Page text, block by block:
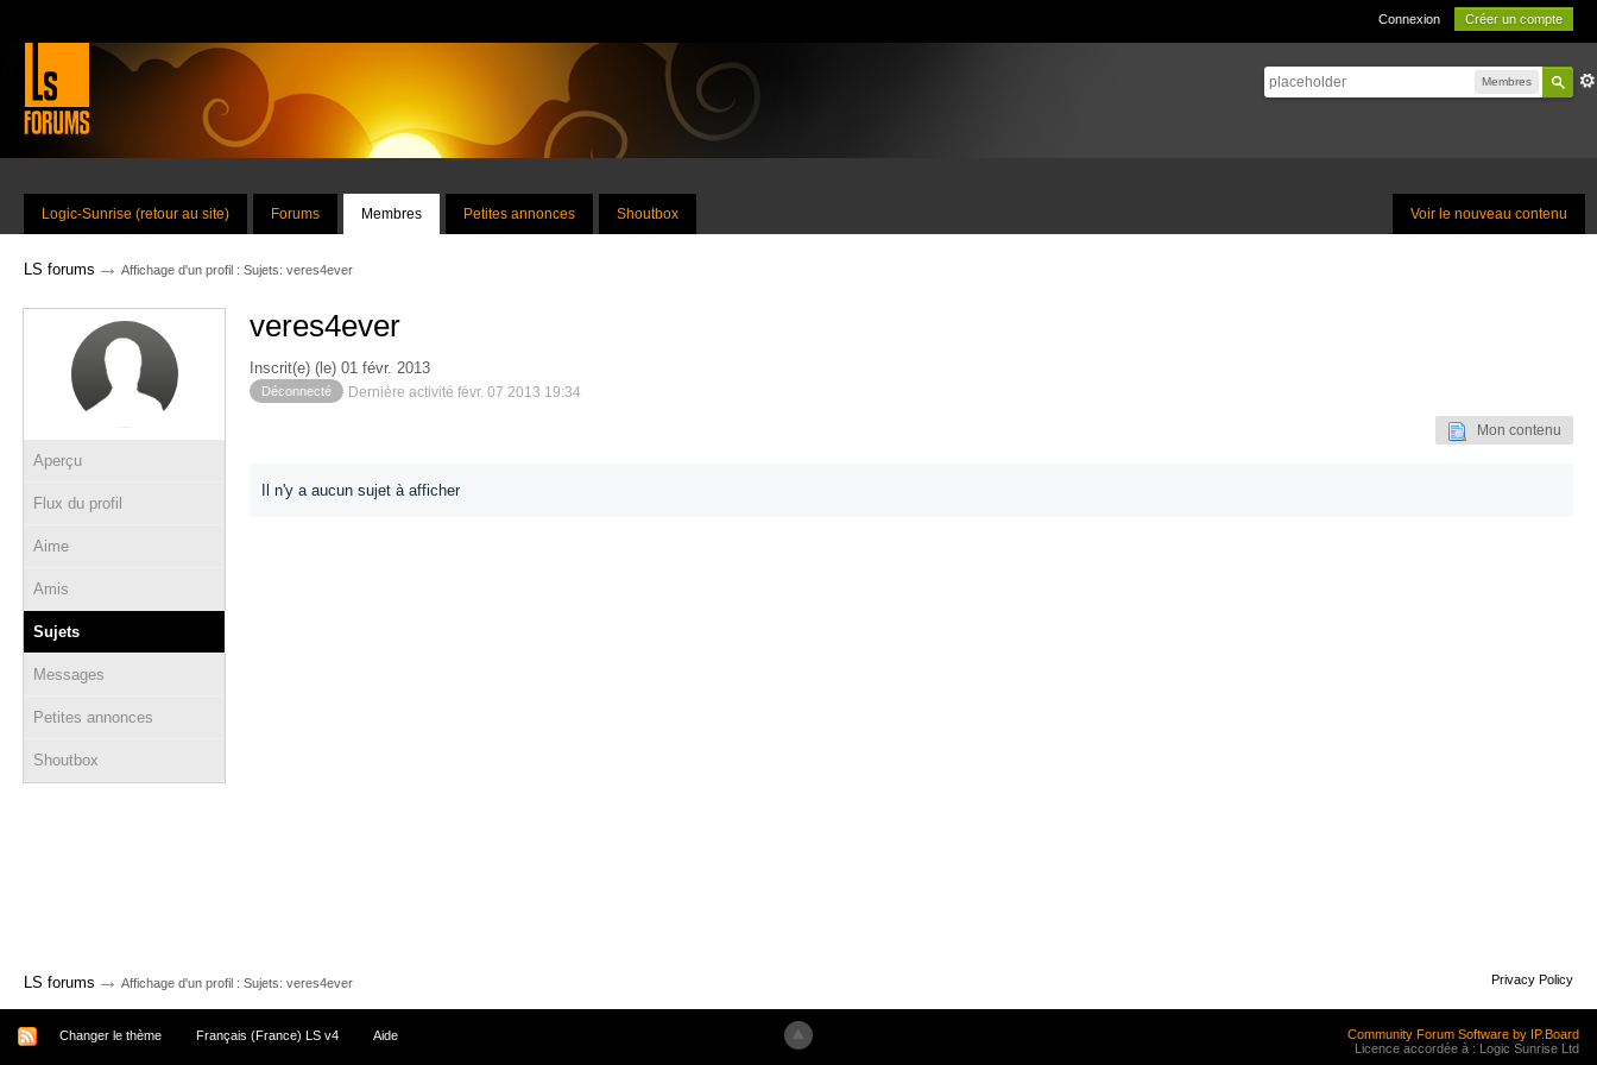
Connexion Créer un compte
Membres
Voir le nouveau contenu
Logic-Sunrise (retour au site) Forums Membres Petites annonces Shoutbox
LS forums → Affichage d'un profil : Sujets: veres4ever
Aperçu
Flux du profil
Aime
Amis
Sujets
Messages
Petites annonces
Shoutbox
veres4ever
Inscrit(e) (le) 01 févr. 2013
Déconnecté Dernière activité févr. 07 2013 19:34
Mon contenu
Il n'y a aucun sujet à afficher
LS forums → Affichage d'un profil : Sujets: veres4ever Privacy Policy
Changer le thème Français (France) LS v4 Aide
Community Forum Software by IP.Board
Licence accordée à : Logic Sunrise Ltd